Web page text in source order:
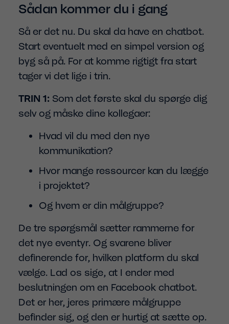
Sådan kommer du i gang
Så er det nu. Du skal da have en chatbot.
Start eventuelt med en simpel version og
byg så på. For at komme rigtigt fra start
tager vi det lige i trin.
TRIN 1: Som det første skal du spørge dig
selv og måske dine kollegaer:
Hvad vil du med den nye
kommunikation?
Hvor mange ressourcer kan du lægge
i projektet?
Og hvem er din målgruppe?
De tre spørgsmål sætter rammerne for
det nye eventyr. Og svarene bliver
definerende for, hvilken platform du skal
vælge. Lad os sige, at I ender med
beslutningen om en Facebook chatbot.
Det er her, jeres primære målgruppe
befinder sig, og den er hurtig at sætte op.